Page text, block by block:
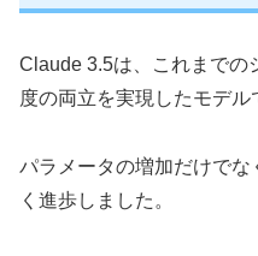
Claude 3.5は、これまでの
度の両立を実現したモデル
パラメータの増加だけでな
く進歩しました。